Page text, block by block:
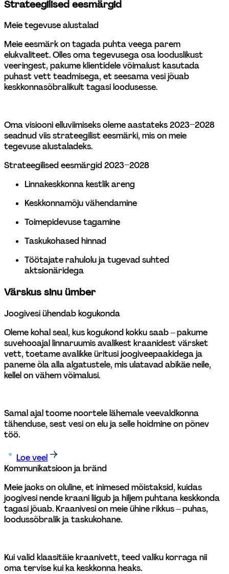
Strateegilised eesmärgid
Meie tegevuse alustalad
Meie eesmärk on tagada puhta veega parem
elukvaliteet. Olles oma tegevusega osa looduslikust
veeringest, pakume klientidele võimalust kasutada
puhast vett teadmisega, et seesama vesi jõuab
keskkonnasõbralikult tagasi loodusesse.
Oma visiooni elluviimiseks oleme aastateks 2023–2028
seadnud viis strateegilist eesmärki, mis on meie
tegevuse alustaladeks.
Strateegilised eesmärgid 2023–2028
Linnakeskkonna kestlik areng
Keskkonnamõju vähendamine
Toimepidevuse tagamine
Taskukohased hinnad
Töötajate rahulolu ja tugevad suhted
aktsionäridega
Värskus sinu ümber
Joogivesi ühendab kogukonda
Oleme kohal seal, kus kogukond kokku saab – pakume
suvehooajal linnaruumis avalikest kraanidest värsket
vett, toetame avalikke üritusi joogiveepaakidega ja
paneme õla alla algatustele, mis ulatavad abikäe neile,
kellel on vähem võimalusi.
Samal ajal toome noortele lähemale veevaldkonna
tähenduse, sest vesi on elu ja selle hoidmine on põnev
töö.
Loe veel
Kommunikatsioon ja bränd
Meie jaoks on oluline, et inimesed mõistaksid, kuidas
joogivesi nende kraani liigub ja hiljem puhtana keskkonda
tagasi jõuab. Kraanivesi on meie ühine rikkus – puhas,
loodussõbralik ja taskukohane.
Kui valid klaasitäie kraanivett, teed valiku korraga nii
oma tervise kui ka keskkonna heaks.